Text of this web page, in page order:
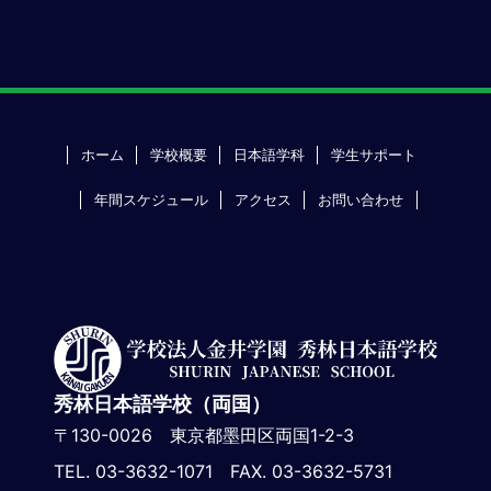
ホーム 学校概要 日本語学科 学生サポート
年間スケジュール アクセス お問い合わせ
秀林日本語学校（両国）
〒130-0026 東京都墨田区両国1-2-3
TEL. 03-3632-1071 FAX. 03-3632-5731